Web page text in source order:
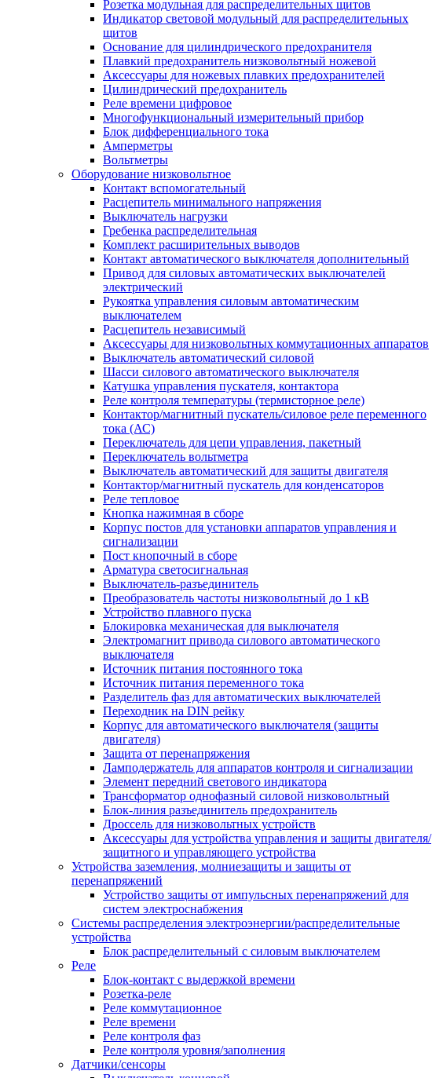
Розетка модульная для распределительных щитов
Индикатор световой модульный для распределительных
щитов
Основание для цилиндрического предохранителя
Плавкий предохранитель низковольтный ножевой
Аксессуары для ножевых плавких предохранителей
Цилиндрический предохранитель
Реле времени цифровое
Многофункциональный измерительный прибор
Блок дифференциального тока
Амперметры
Вольтметры
Оборудование низковольтное
Контакт вспомогательный
Расцепитель минимального напряжения
Выключатель нагрузки
Гребенка распределительная
Комплект расширительных выводов
Контакт автоматического выключателя дополнительный
Привод для силовых автоматических выключателей
электрический
Рукоятка управления силовым автоматическим
выключателем
Расцепитель независимый
Аксессуары для низковольтных коммутационных аппаратов
Выключатель автоматический силовой
Шасси силового автоматического выключателя
Катушка управления пускателя, контактора
Реле контроля температуры (термисторное реле)
Контактор/магнитный пускатель/силовое реле переменного
тока (АС)
Переключатель для цепи управления, пакетный
Переключатель вольтметра
Выключатель автоматический для защиты двигателя
Контактор/магнитный пускатель для конденсаторов
Реле тепловое
Кнопка нажимная в сборе
Корпус постов для установки аппаратов управления и
сигнализации
Пост кнопочный в сборе
Арматура светосигнальная
Выключатель-разъединитель
Преобразователь частоты низковольтный до 1 кВ
Устройство плавного пуска
Блокировка механическая для выключателя
Электромагнит привода силового автоматического
выключателя
Источник питания постоянного тока
Источник питания переменного тока
Разделитель фаз для автоматических выключателей
Переходник на DIN рейку
Корпус для автоматического выключателя (защиты
двигателя)
Защита от перенапряжения
Ламподержатель для аппаратов контроля и сигнализации
Элемент передний светового индикатора
Трансформатор однофазный силовой низковольтный
Блок-линия разъединитель предохранитель
Дроссель для низковольтных устройств
Аксессуары для устройства управления и защиты двигателя/
защитного и управляющего устройства
Устройства заземления, молниезащиты и защиты от
перенапряжений
Устройство защиты от импульсных перенапряжений для
систем электроснабжения
Системы распределения электроэнергии/распределительные
устройства
Блок распределительный с силовым выключателем
Реле
Блок-контакт с выдержкой времени
Розетка-реле
Реле коммутационное
Реле времени
Реле контроля фаз
Реле контроля уровня/заполнения
Датчики/сенсоры